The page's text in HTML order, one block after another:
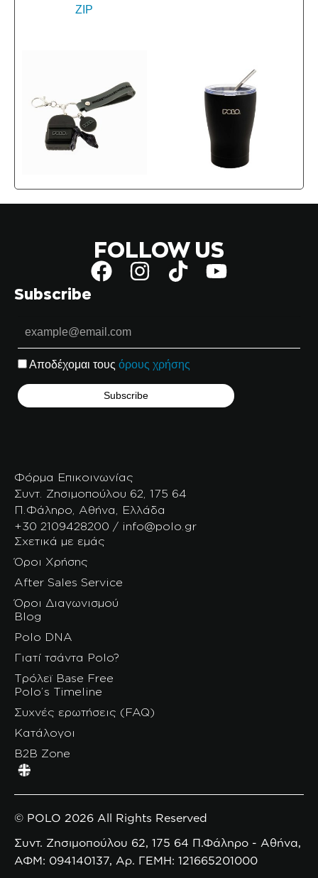
FOLLOW US
Subscribe
Αποδέχομαι τους όρους χρήσης
Φόρμα Επικοινωνίας
Συντ. Ζησιμοπούλου 62, 175 64
Π.Φάληρο, Αθήνα, Ελλάδα
+30 2109428200 / info@polo.gr
Σχετικά με εμάς
Όροι Χρήσης
After Sales Service
Όροι Διαγωνισμού
Blog
Polo DNA
Γιατί τσάντα Polo?
Τρόλεϊ Base Free
Polo’s Timeline
Συχνές ερωτήσεις (FAQ)
Κατάλογοι
B2B Zone
© POLO 2026 All Rights Reserved
Συντ. Ζησιμοπούλου 62, 175 64 Π.Φάληρο - Αθήνα,
ΑΦΜ: 094140137, Αρ. ΓΕΜΗ: 121665201000